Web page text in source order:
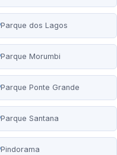
Parque dos Lagos
Parque Morumbi
Parque Ponte Grande
Parque Santana
Pindorama